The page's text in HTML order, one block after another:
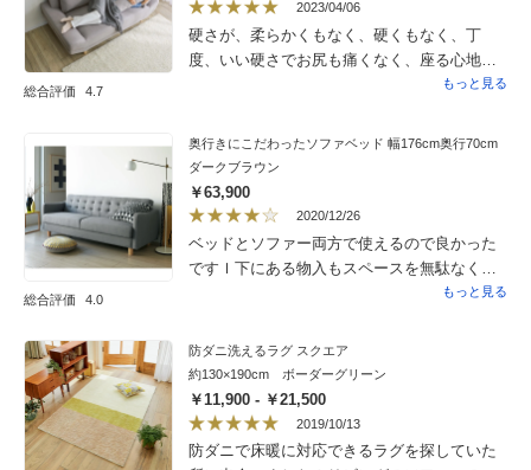
総合評価 4.7
2023/04/06
硬さが、柔らかくもなく、硬くもなく、丁
度、いい硬さでお尻も痛くなく、座る心地が
快適です。座面が、広くて、窮屈にならず
もっと見る
総合評価 4.0
奥行きにこだわったソファベッド 幅176cm奥行70cm
ダークブラウン
￥63,900
2020/12/26
ベッドとソファー両方で使えるので良かった
ですｌ下にある物入もスペースを無駄なく使
えて良かったです。あれこれ迷って申し込む
ましたがブラウンも落ち着いて部屋にマッチ
しました。
もっと見る
防ダニ洗えるラグ スクエア
約130×190cm ボーダーグリーン
￥11,900 - ￥21,500
2019/10/13
防ダニで床暖に対応できるラグを探していた